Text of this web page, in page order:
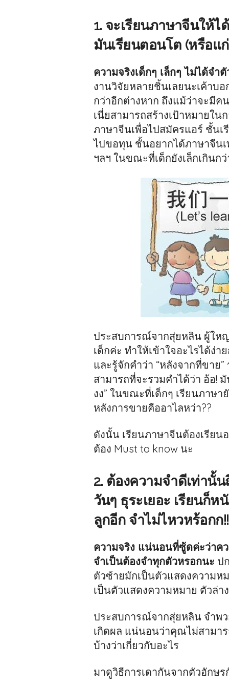
1. จะเรียนภาษาจีนให้ไ
มันเรียนตอนโต (หรือแ
ความจริงเด็กๆ เล็กๆ ไม่ได้จำ
งานวิจัยหลายชิ้นเลยนะเค้าบ
กว่าอีกต่างหาก ถึงแม้ว่าจะมี
เนี่ยสามารถสร้างเป้าหมายใน
ภาษาจีนเพื่อไปสมัครแอร์ ชั้นเ
ไปขอทุน ชั้นอยากได้ภาษาจีน
ฯลฯ ในขณะที่เด็กยังเล็กเกินก
ประสบการณ์จากสุ่ยหลิน ผู้ให
เด็กค่ะ ทำให้เข้าใจอะไรได้ง่า
และรู้จักคำว่า “หลังจากที่ขาย
สามารถที่จะรวมคำได้ว่า อ้อ!
งง” ในขณะที่เด็กๆ เรียนภาษา
หลังการขายคืออาไลหว่า??
ดังนั้น เรียนภาษาจีนต้องเรียน
ต้อง Must to know นะ
2. ต้องความจำดีเท่านั้
วันๆ ธุระเยอะ เรียนก็ห
ลูกอีก จำไม่ไหวหร้อก
ความจริง แน่นอนที่ซู้ดค่ะว่าค
จำเป็นต้องจำทุกตัวหรอกนะ ป
ตัวซ้ายมักเป็นตัวแสดงความห
เป็นตัวแสดงความหมาย ตัวล่า
ประสบการณ์จากสุ่ยหลิน จำพ
เกิดผล แน่นอนว่าคุณไม่สามา
บ้างว่าเกี่ยวกับอะไร
มาดูวิธีการเดากันจากตัวอักษร